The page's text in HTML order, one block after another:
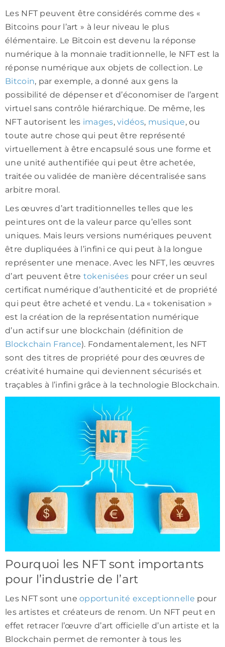
Les NFT peuvent être considérés comme des «
Bitcoins pour l’art » à leur niveau le plus
élémentaire. Le Bitcoin est devenu la réponse
numérique à la monnaie traditionnelle, le NFT est la
réponse numérique aux objets de collection. Le
Bitcoin, par exemple, a donné aux gens la
possibilité de dépenser et d’économiser de l’argent
virtuel sans contrôle hiérarchique. De même, les
NFT autorisent les images,vidéos, musique, ou
toute autre chose qui peut être représenté
virtuellement à être encapsulé sous une forme et
une unité authentifiée qui peut être achetée,
traitée ou validée de manière décentralisée sans
arbitre moral.
Les œuvres d’art traditionnelles telles que les
peintures ont de la valeur parce qu’elles sont
uniques. Mais leurs versions numériques peuvent
être dupliquées à l’infini ce qui peut à la longue
représenter une menace. Avec les NFT, les œuvres
d’art peuvent être tokenisées pour créer un seul
certificat numérique d’authenticité et de propriété
qui peut être acheté et vendu. La « tokenisation »
est la création de la représentation numérique
d’un actif sur une blockchain (définition de
Blockchain France). Fondamentalement, les NFT
sont des titres de propriété pour des œuvres de
créativité humaine qui deviennent sécurisés et
traçables à l’infini grâce à la technologie Blockchain.
Pourquoi les NFT sont importants
pour l’industrie de l’art
Les NFT sont uneopportunité exceptionnelle pour
les artistes et créateurs de renom. Un NFT peut en
effet retracer l’œuvre d’art officielle d’un artiste et la
Blockchain permet de remonter à tous les